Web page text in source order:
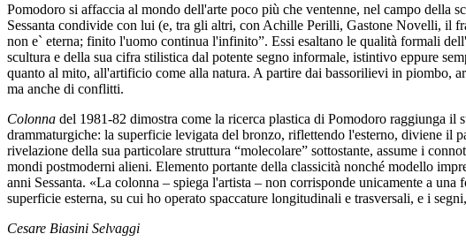
Pomodoro si affaccia al mondo dell'arte poco più che ventenne, nel campo
Sessanta condivide con lui (e, tra gli altri, con Achille Perilli, Gastone Novelli, il
non e` eterna; finito l'uomo continua l'infinito”. Essi esaltano le qualità formali
scultura e della sua cifra stilistica dal potente segno informale, istintivo eppure
quanto al mito, all'artificio come alla natura. A partire dai bassorilievi in piombo,
ma anche di conflitti.
Colonna del 1981-82 dimostra come la ricerca plastica di Pomodoro raggiunga
drammaturgiche: la superficie levigata del bronzo, riflettendo l'esterno, diviene il
rivelazione della sua particolare struttura “molecolare” sottostante, assume i
mondi postmoderni alieni. Elemento portante della classicità nonché modello
anni Sessanta. «La colonna – spiega l'artista – non corrisponde unicamente a
superficie esterna, su cui ho operato spaccature longitudinali e trasversali, e i
Cesare Biasini Selvaggi